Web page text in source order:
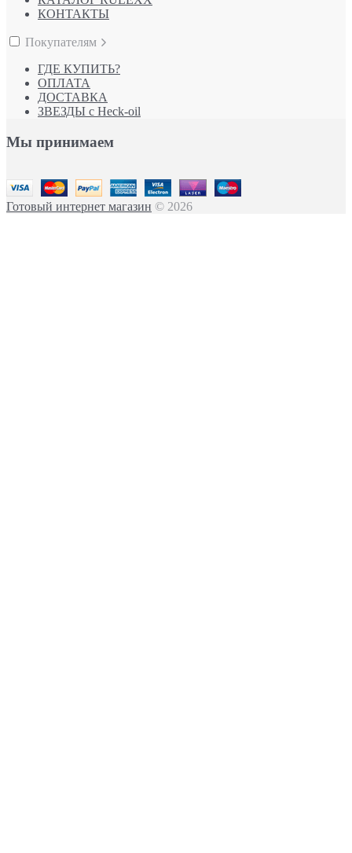
КОНТАКТЫ
Покупателям
ГДЕ КУПИТЬ?
ОПЛАТА
ДОСТАВКА
ЗВЕЗДЫ с Heck-oil
Мы принимаем
Готовый интернет магазин © 2026